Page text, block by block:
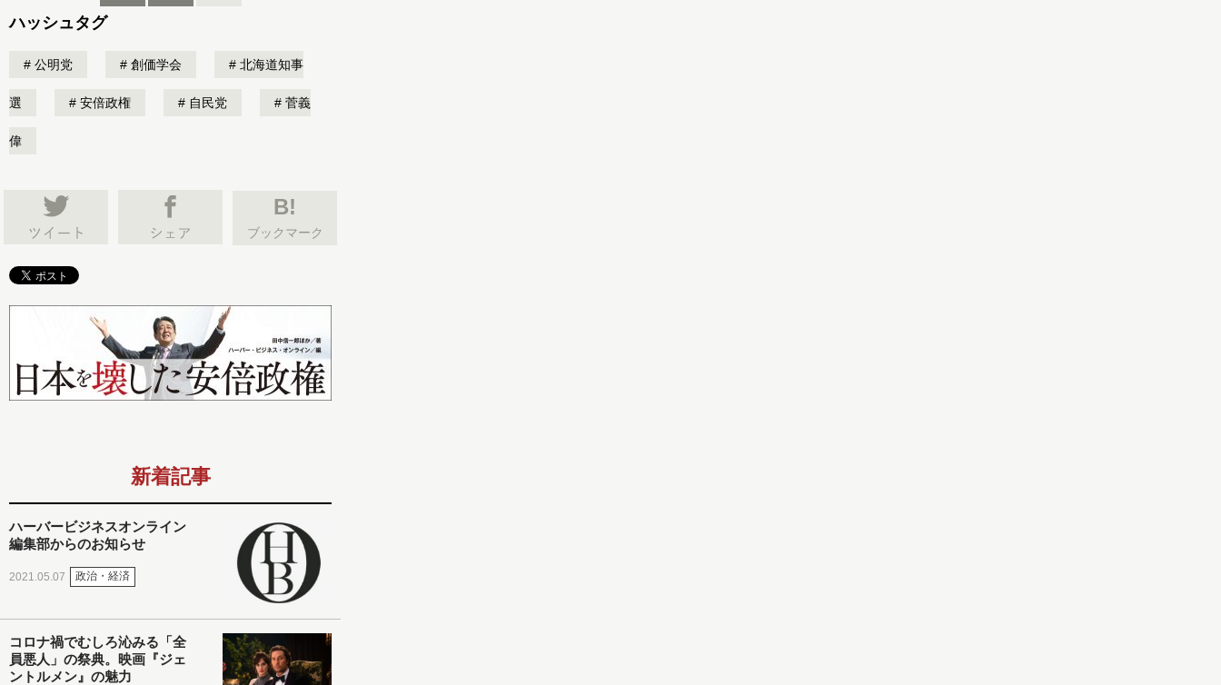
ハッシュタグ
公明党 創価学会 北海道知事
選 安倍政権 自民党 菅義
偉
B!
ブックマーク
新着記事
ハーバービジネスオンライン
編集部からのお知らせ
2021.05.07 政治・経済
コロナ禍でむしろ沁みる「全
員悪人」の祭典。映画『ジェ
ントルメン』の魅力